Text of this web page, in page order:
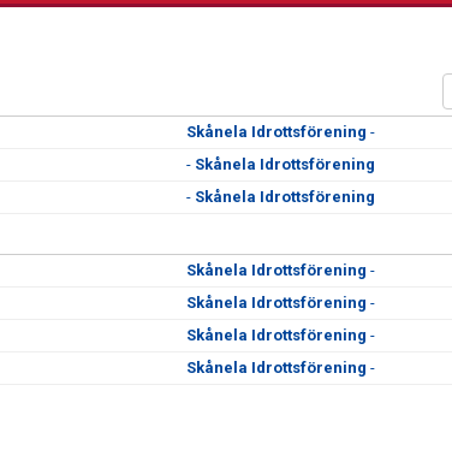
Skånela Idrottsförening -
- Skånela Idrottsförening
- Skånela Idrottsförening
Skånela Idrottsförening -
Skånela Idrottsförening -
Skånela Idrottsförening -
Skånela Idrottsförening -